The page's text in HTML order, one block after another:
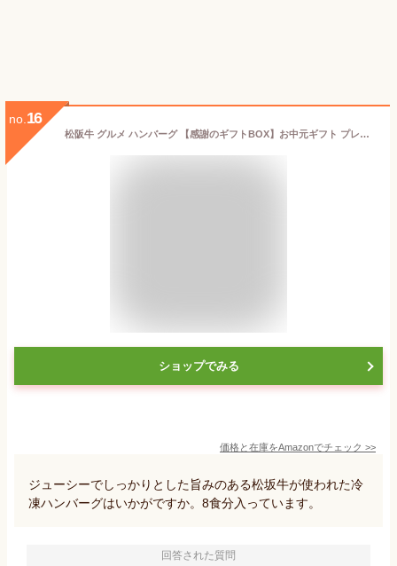
no. 16
松阪牛 グルメ ハンバーグ 【感謝のギフトBOX】お中元ギフト プレゼント 食べ物 父 30 40 50 60 70 代 高級 ハンバーグ父 内祝い お取り寄せ グルメ 御礼 誕生日 冷凍 人気
ショップでみる
価格と在庫をAmazonでチェック >>
ジューシーでしっかりとした旨みのある松坂牛が使われた冷
凍ハンバーグはいかがですか。8食分入っています。
回答された質問